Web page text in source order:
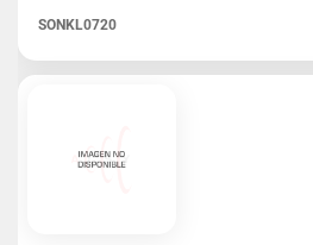
SONKL0720